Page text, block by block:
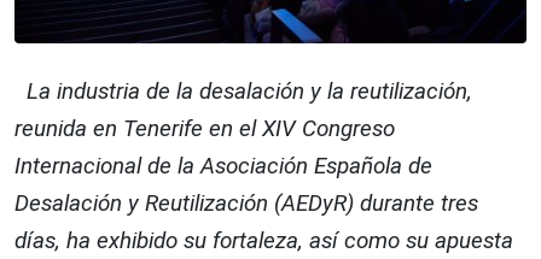
La industria de la desalación y la reutilización,
reunida en Tenerife en el XIV Congreso
Internacional de la Asociación Española de
Desalación y Reutilización (AEDyR) durante tres
días, ha exhibido su fortaleza, así como su apuesta